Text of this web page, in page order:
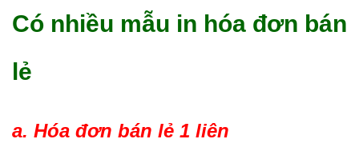
Có nhiều mẫu in hóa đơn bán
lẻ
a. Hóa đơn bán lẻ 1 liên